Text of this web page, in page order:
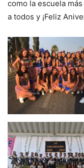
como la escuela
a todos y ¡Feliz